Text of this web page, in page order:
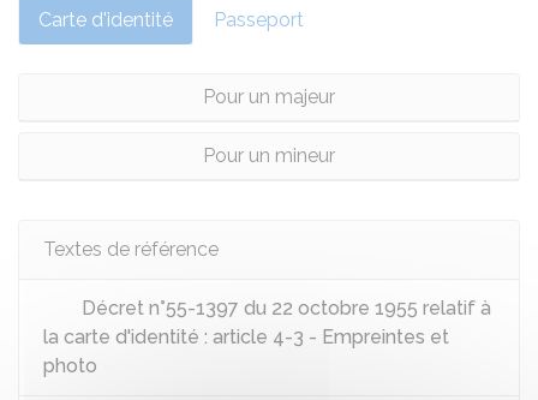
Carte d'identité Passeport
Pour un majeur
Pour un mineur
Textes de référence
Décret n°55-1397 du 22 octobre 1955 relatif à
la carte d'identité : article 4-3 - Empreintes et
photo